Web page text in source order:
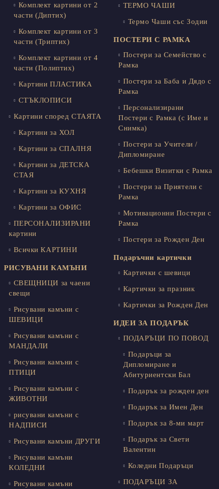
Комплект картини от 2
части (Диптих)
Комплект картини от 3
части (Триптих)
Комплект картини от 4
части (Полиптих)
Картини ПЛАСТИКА
СТЪКЛОПИСИ
Картини според СТАЯТА
Картини за ХОЛ
Картини за СПАЛНЯ
Картини за ДЕТСКА
СТАЯ
Картини за КУХНЯ
Картини за ОФИС
ПЕРСОНАЛИЗИРАНИ
картини
Всички КАРТИНИ
РИСУВАНИ КАМЪНИ
СВЕЩНИЦИ за чаени
свещи
Рисувани камъни с
ШЕВИЦИ
Рисувани камъни с
МАНДАЛИ
Рисувани камъни с
ПТИЦИ
Рисувани камъни с
ЖИВОТНИ
рисувани камъни с
НАДПИСИ
Рисувани камъни ДРУГИ
Рисувани камъни
КОЛЕДНИ
Рисувани камъни
ТЕРМО ЧАШИ
Термо Чаши със Зодии
ПОСТЕРИ С РАМКА
Постери за Семейство с
Рамка
Постери за Баба и Дядо с
Рамка
Персонализирани
Постери с Рамка (с Име и
Снимка)
Постери за Учители /
Дипломиране
Бебешки Визитки с Рамка
Постери за Приятели с
Рамка
Мотивационни Постери с
Рамка
Постери за Рожден Ден
Подаръчни картички
Картички с шевици
Картички за празник
Картички за Рожден Ден
ИДЕИ ЗА ПОДАРЪК
ПОДАРЪЦИ ПО ПОВОД
Подаръци за
Дипломиране и
Абитуриентски Бал
Подарък за рожден ден
Подарък за Имен Ден
Подарък за 8-ми март
Подарък за Свети
Валентин
Коледни Подаръци
ПОДАРЪЦИ ЗА